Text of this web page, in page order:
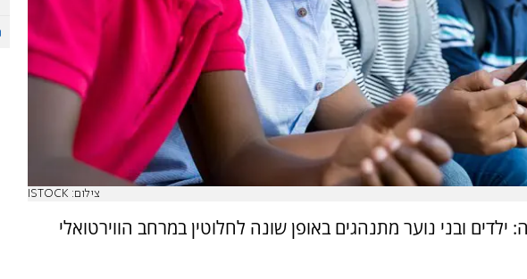
צילום: ISTOCK
ובני נוער מתנהגים באופן שונה לחלוטין במרחב הווירטואלי